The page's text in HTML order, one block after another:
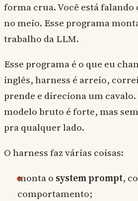
forma crua. Você está
no meio. Esse programa
trabalho da LLM.
Esse programa é o que eu
inglês, harness é arreio,
prende e direciona um
modelo bruto é forte, mas
pra qualquer lado.
O harness faz várias coisas:
monta o system prompt,
comportamento;